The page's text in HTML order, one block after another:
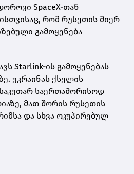
SpaceX-თან
რომ რუსეთის მიერ
გამოყენება
Starlink-ის გამოყენებას
უკრაინას ქსელის
საერთაშორისოდ
მათ შორის რუსეთის
და სხვა ოკუპირებულ